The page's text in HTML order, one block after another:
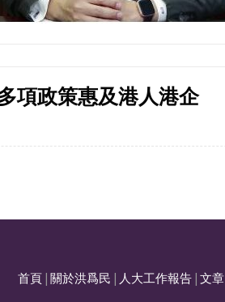
項政策惠及港人港企
首頁 關於洪爲民 人大工作報告 文章